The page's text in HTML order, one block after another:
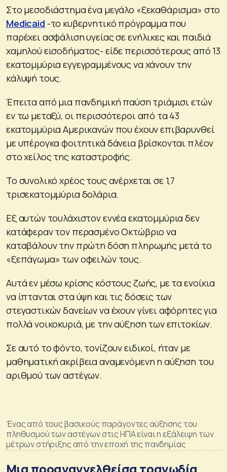
Στο μεσοδιάστημα ένα μεγάλο «ξεκαθάρισμα» στο
Medicaid -το κυβερνητικό πρόγραμμα που
παρέχει ασφάλιση υγείας σε ενήλικες και παιδιά
χαμηλού εισοδήματος- είδε περισσότερους από 13
εκατομμύρια εγγεγραμμένους να χάνουν την
κάλυψή τους.
Έπειτα από μια πανδημική παύση τριάμισι ετών
εν τω μεταξύ, οι περισσότεροι από τα 43
εκατομμύρια Αμερικανών που έχουν επιβαρυνθεί
με υπέρογκα φοιτητικά δάνεια βρίσκονται πλέον
στο χείλος της καταστροφής.
Το συνολικό χρέος τους ανέρχεται σε 1,7
τρισεκατομμύρια δολάρια.
Εξ αυτών τουλάχιστον εννέα εκατομμύρια δεν
κατάφεραν τον περασμένο Οκτώβριο να
καταβάλουν την πρώτη δόση πληρωμής μετά το
«ξεπάγωμα» των οφειλών τους.
Αυτά εν μέσω κρίσης κόστους ζωής, με τα ενοίκια
να ίπτανται στα ύψη και τις δόσεις των
στεγαστικών δανείων να έχουν γίνει αφόρητες για
πολλά νοικοκυριά, με την αύξηση των επιτοκίων.
Σε αυτό το φόντο, τονίζουν ειδικοί, ήταν με
μαθηματική ακρίβεια αναμενόμενη η αύξηση του
αριθμού των αστέγων.
Ένας από τους βασικούς παράγοντες αύξησης του
πληθυσμού των αστέγων στις ΗΠΑ είναι η εξάλειψη των
μέτρων στήριξης από την εποχή της πανδημίας
Μια προαναγγελθείσα τραγωδία